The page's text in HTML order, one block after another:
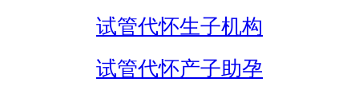
试管代怀生子机构
试管代怀产子助孕